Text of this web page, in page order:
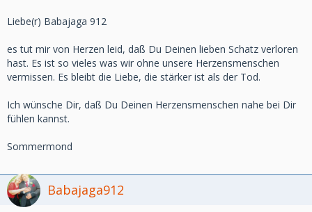
Liebe(r) Babajaga 912
es tut mir von Herzen leid, daß Du Deinen lieben Schatz verloren
hast. Es ist so vieles was wir ohne unsere Herzensmenschen
vermissen. Es bleibt die Liebe, die stärker ist als der Tod.
Ich wünsche Dir, daß Du Deinen Herzensmenschen nahe bei Dir
fühlen kannst.
Sommermond
Babajaga912